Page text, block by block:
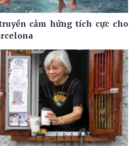
cảm hứng tích cực cho